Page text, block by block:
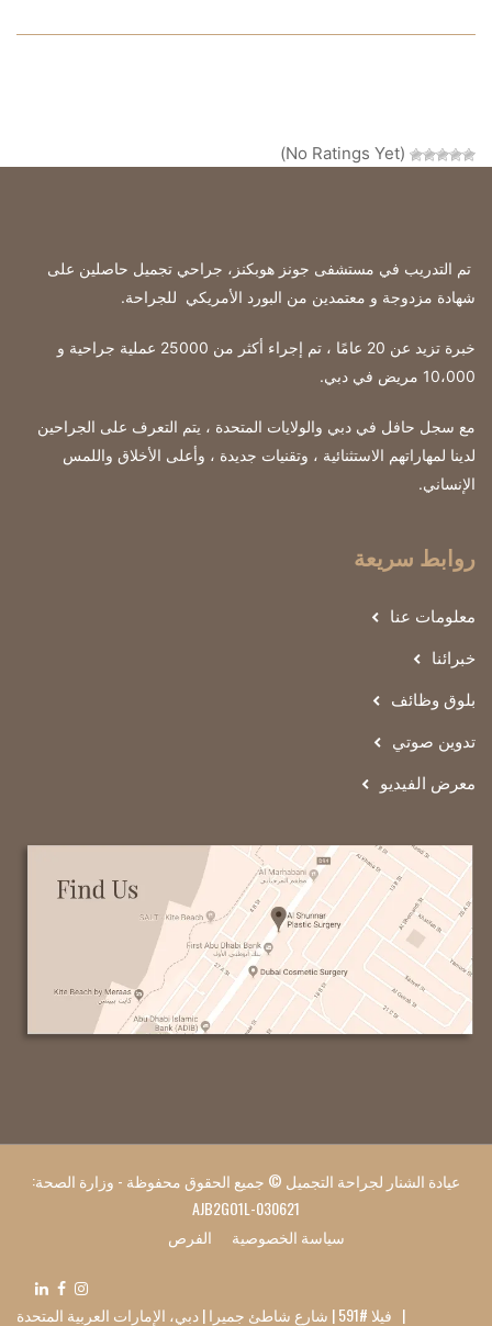
(No Ratings Yet)
تم التدريب في مستشفى جونز هوبكنز، جراحي تجميل حاصلين على
شهادة مزدوجة و معتمدين من البورد الأمريكي للجراحة.
خبرة تزيد عن 20 عامًا ، تم إجراء أكثر من 25000 عملية جراحية و
10،000 مريض في دبي.
مع سجل حافل في دبي والولايات المتحدة ، يتم التعرف على الجراحين
لدينا لمهاراتهم الاستثنائية ، وتقنيات جديدة ، وأعلى الأخلاق واللمس
الإنساني.
روابط سريعة
معلومات عنا
خبرائنا
بلوق وظائف
تدوين صوتي
معرض الفيديو
عيادة الشنار لجراحة التجميل © جميع الحقوق محفوظة - وزارة الصحة:
AJB2GO1L-030621
سياسة الخصوصية
الفرص
| فيلا #591 | شارع شاطئ جميرا | دبي، الإمارات العربية المتحدة